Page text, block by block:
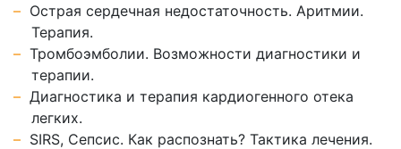
Острая сердечная недостаточность. Аритмии.
Терапия.
Тромбоэмболии. Возможности диагностики и
терапии.
Диагностика и терапия кардиогенного отека
легких.
SIRS, Сепсис. Как распознать? Тактика лечения.